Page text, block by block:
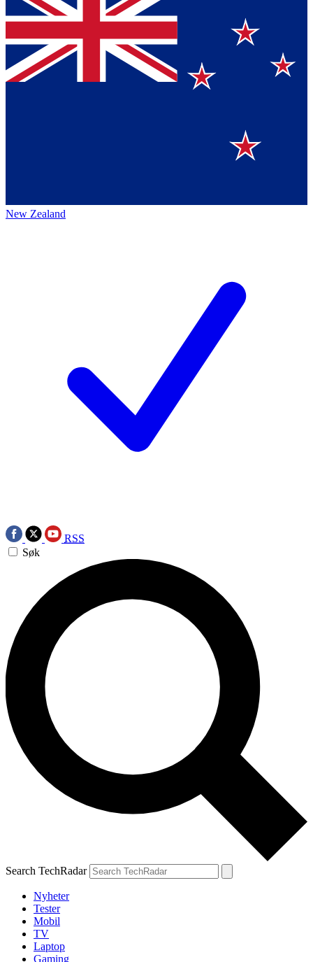
New Zealand
RSS
Søk
Search TechRadar
Nyheter
Tester
Mobil
TV
Laptop
Gaming